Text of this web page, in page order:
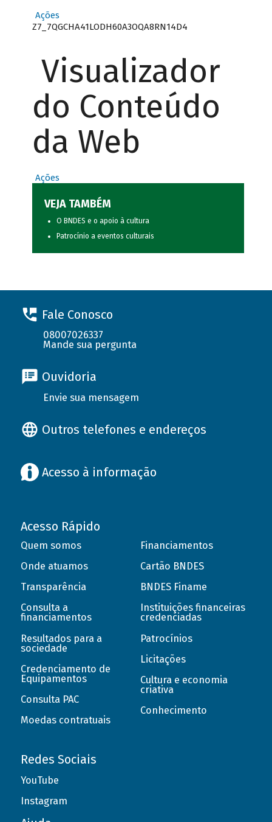
Ações
Z7_7QGCHA41LODH60A3OQA8RN14D4
Visualizador
do Conteúdo
da Web
Ações
VEJA TAMBÉM
O BNDES e o apoio à cultura
Patrocínio a eventos culturais
Fale Conosco
08007026337
Mande sua pergunta
Ouvidoria
Envie sua mensagem
Outros telefones e endereços
Acesso à informação
Acesso Rápido
Quem somos
Onde atuamos
Transparência
Consulta a
financiamentos
Resultados para a
sociedade
Credenciamento de
Equipamentos
Consulta PAC
Moedas contratuais
Financiamentos
Cartão BNDES
BNDES Finame
Instituições financeiras
credenciadas
Patrocínios
Licitações
Cultura e economia
criativa
Conhecimento
Redes Sociais
YouTube
Instagram